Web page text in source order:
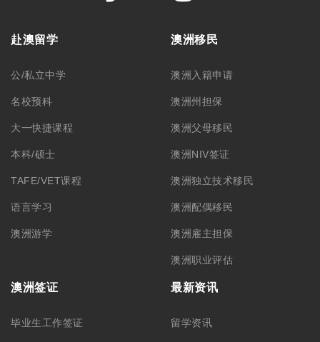
赴澳留学
公/私立中学
名校预科
大一快捷课程
本科/硕士
TAFE/VET课程
语言学习
澳洲游学
澳洲移民
澳洲入籍申请
澳洲州担保
澳洲父母移民
澳洲NIV签证
澳洲独立技术移民
澳洲配偶移民
澳洲雇主担保
澳洲职业评估
澳洲签证
毕业生工作签证
最新资讯
留学资讯